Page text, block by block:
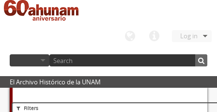
Log in
El Archivo Histórico de la UNAM
Filters